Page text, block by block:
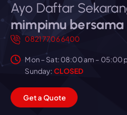
Ayo Daftar
mimpimu bersama
0821 7706 6400
Mon – Sat: 08:00 am – 05:00
Sunday: CLOSED
GetaQuote